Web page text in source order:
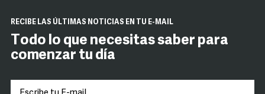
RECIBE LAS ÚLTIMAS NOTICIAS EN TU E-MAIL
Todo lo que necesitas saber para
comenzar tu día